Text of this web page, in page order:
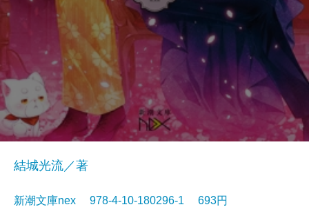
結城光流／著
新潮文庫nex 978-4-10-180296-1 693円